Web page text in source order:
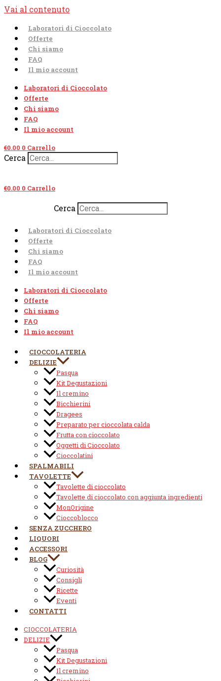
Vai al contenuto
Laboratori di Cioccolato
Offerte
Chi siamo
FAQ
Il mio account
Laboratori di Cioccolato
Offerte
Chi siamo
FAQ
Il mio account
€0.00 0 Carrello
Cerca
€0.00 0 Carrello
Cerca
Laboratori di Cioccolato
Offerte
Chi siamo
FAQ
Il mio account
Laboratori di Cioccolato
Offerte
Chi siamo
FAQ
Il mio account
CIOCCOLATERIA
DELIZIE
Pasqua
Kit Degustazioni
Il cremino
Bicchierini
Dragees
Preparato per cioccolata calda
Frutta con cioccolato
Oggetti di Cioccolato
Cioccolatini
SPALMABILI
TAVOLETTE
Tavolette di cioccolato
Tavolette di cioccolato con aggiunta ingredienti
MonOrigine
Cioccoblocco
SENZA ZUCCHERO
LIQUORI
ACCESSORI
BLOG
Curiosità
Consigli
Ricette
Eventi
CONTATTI
CIOCCOLATERIA
DELIZIE
Pasqua
Kit Degustazioni
Il cremino